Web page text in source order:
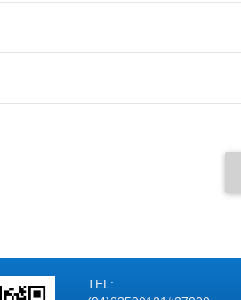
TEL: